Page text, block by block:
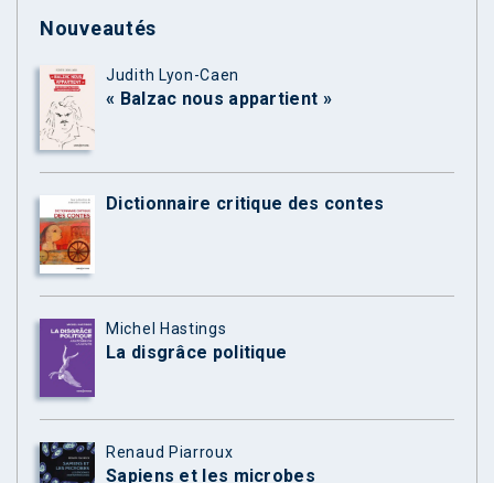
Nouveautés
Judith Lyon-Caen
« Balzac nous appartient »
Dictionnaire critique des contes
Michel Hastings
La disgrâce politique
Renaud Piarroux
Sapiens et les microbes